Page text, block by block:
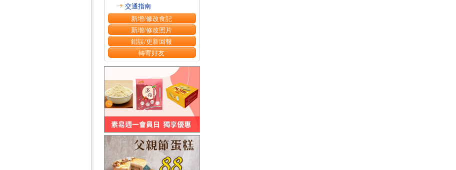
交通指南
新增/修改食記
新增/修改照片
錯誤/更新回報
轉寄好友